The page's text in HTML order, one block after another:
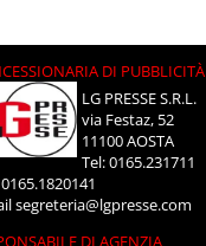
DI PUBBLICITÀ
LG PRESSE S.R.L.
via Festaz, 52
11100 AOSTA
Tel: 0165.231711
segreteria@lgpresse.com
DI AGENZIA